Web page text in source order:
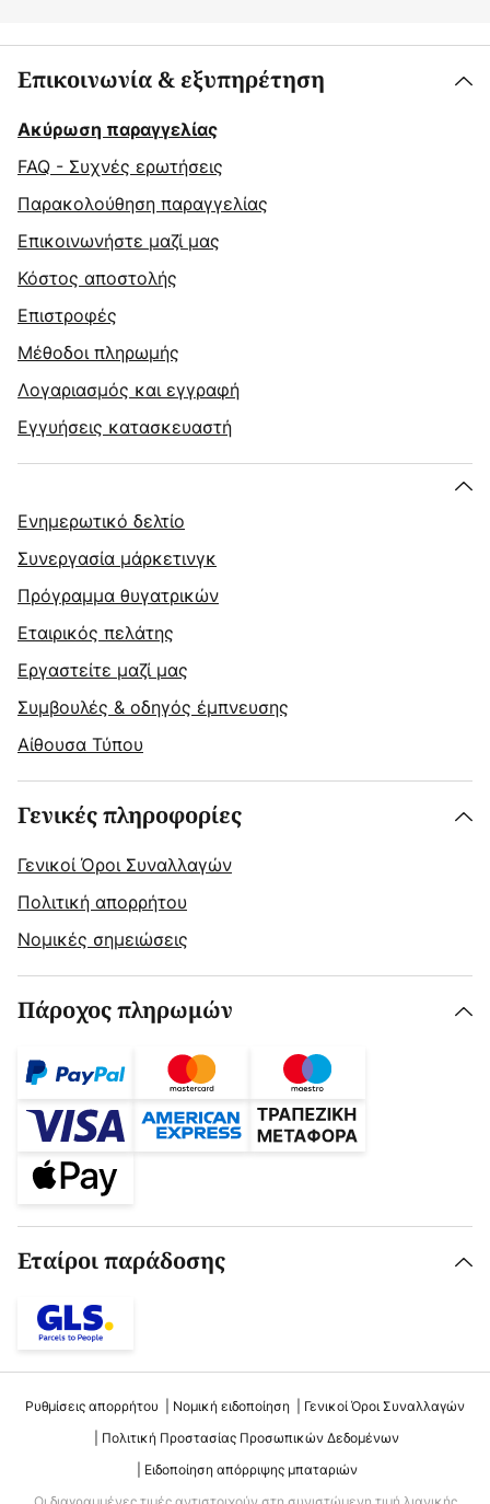
Επικοινωνία & εξυπηρέτηση
Ακύρωση παραγγελίας
FAQ - Συχνές ερωτήσεις
Παρακολούθηση παραγγελίας
Επικοινωνήστε μαζί μας
Κόστος αποστολής
Επιστροφές
Μέθοδοι πληρωμής
Λογαριασμός και εγγραφή
Εγγυήσεις κατασκευαστή
Ενημερωτικό δελτίο
Συνεργασία μάρκετινγκ
Πρόγραμμα θυγατρικών
Εταιρικός πελάτης
Εργαστείτε μαζί μας
Συμβουλές & οδηγός έμπνευσης
Αίθουσα Τύπου
Γενικές πληροφορίες
Γενικοί Όροι Συναλλαγών
Πολιτική απορρήτου
Νομικές σημειώσεις
Πάροχος πληρωμών
Εταίροι παράδοσης
Ρυθμίσεις απορρήτου Νομική ειδοποίηση
Γενικοί Όροι Συναλλαγών
Πολιτική Προστασίας Προσωπικών Δεδομένων
Ειδοποίηση απόρριψης μπαταριών